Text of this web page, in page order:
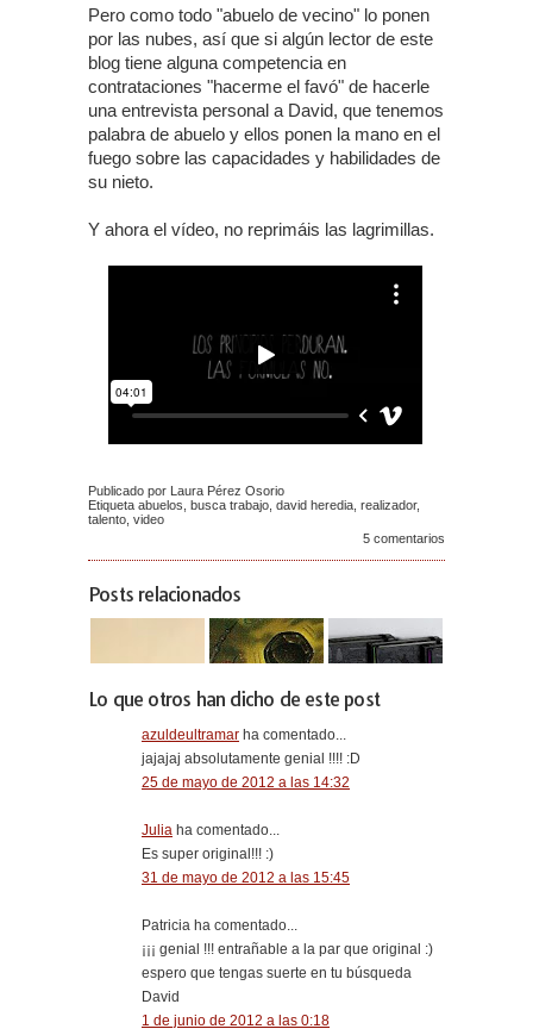
Pero como todo "abuelo de vecino" lo ponen
por las nubes, así que si algún lector de este
blog tiene alguna competencia en
contrataciones "hacerme el favó" de hacerle
una entrevista personal a David, que tenemos
palabra de abuelo y ellos ponen la mano en el
fuego sobre las capacidades y habilidades de
su nieto.
Y ahora el vídeo, no reprimáis las lagrimillas.
Publicado por Laura Pérez Osorio
Etiqueta abuelos busca trabajo david heredia realizador,
talento video
5 comentarios
Posts relacionados
Lo que otros han dicho de este post
azuldeultramar ha comentado...
jajajaj absolutamente genial !!!! :D
25 de mayo de 2012 a las 14:32
Julia ha comentado...
Es super original!!! :)
31 de mayo de 2012 a las 15:45
Patricia ha comentado...
¡¡¡ genial !!! entrañable a la par que original :)
espero que tengas suerte en tu búsqueda
David
1 de junio de 2012 a las 0:18